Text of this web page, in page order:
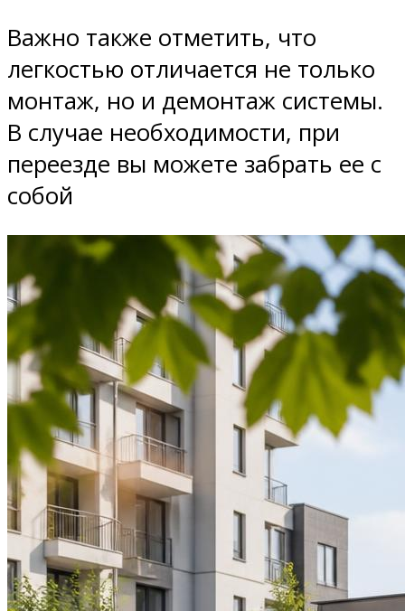
Важно также отметить, что
легкостью отличается не только
монтаж, но и демонтаж системы.
В случае необходимости, при
переезде вы можете забрать ее с
собой